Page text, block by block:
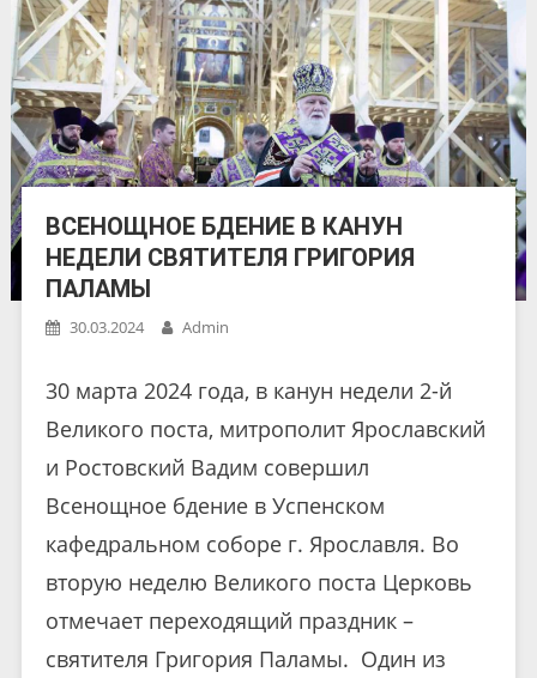
ВСЕНОЩНОЕ БДЕНИЕ В КАНУН
НЕДЕЛИ СВЯТИТЕЛЯ ГРИГОРИЯ
ПАЛАМЫ
30.03.2024 Admin
30 марта 2024 года, в канун недели 2-й
Великого поста, митрополит Ярославский
и Ростовский Вадим совершил
Всенощное бдение в Успенском
кафедральном соборе г. Ярославля. Во
вторую неделю Великого поста Церковь
отмечает переходящий праздник –
святителя Григория Паламы. Один из